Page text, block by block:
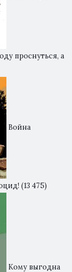
проснуться, а
Война
(13 475)
Кому выгодна